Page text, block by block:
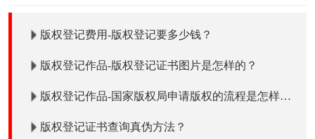
版权登记费用-版权登记要多少钱？
版权登记作品-版权登记证书图片是怎样的？
版权登记作品-国家版权局申请版权的流程是怎样
版权登记证书查询真伪方法？